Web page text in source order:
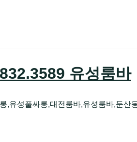
유성룸바
,유성풀싸롱,대전룸바,유성룸바,둔산